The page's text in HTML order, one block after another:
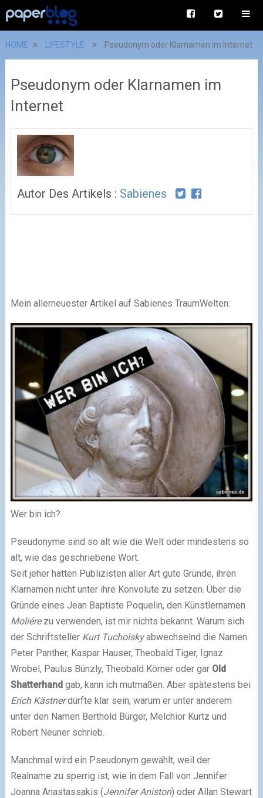
HOME LIFESTYLE Pseudonym oder Klarnamen im Internet
Pseudonym oder Klarnamen im
Internet
Autor Des Artikels : Sabienes
Mein allerneuester Artikel auf Sabienes TraumWelten:
Wer bin ich?
Pseudonyme sind so alt wie die Welt oder mindestens so
alt, wie das geschriebene Wort.
Seit jeher hatten Publizisten aller Art gute Gründe, ihren
Klarnamen nicht unter ihre Konvolute zu setzen. Über die
Gründe eines Jean Baptiste Poquelin, den Künstlernamen
Moliérezu verwenden, ist mir nichts bekannt. Warum sich
der Schriftsteller Kurt Tucholskyabwechselnd die Namen
Peter Panther, Kaspar Hauser, Theobald Tiger, Ignaz
Wrobel, Paulus Bünzly, Theobald Körner oder gar Old
Shatterhandgab, kann ich mutmaßen. Aber spätestens bei
Erich Kästnerdürfte klar sein, warum er unter anderem
unter den Namen Berthold Bürger, Melchior Kurtz und
Robert Neuner schrieb.
Manchmal wird ein Pseudonym gewählt, weil der
Realname zu sperrig ist, wie in dem Fall von Jennifer
Joanna Anastassakis (Jennifer Aniston) oder Allan Stewart